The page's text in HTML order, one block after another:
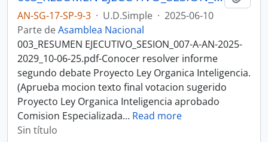
AN-SG-17-SP-9-3 · U.D.Simple · 2025-06-10
Parte deAsamblea Nacional
003_RESUMEN EJECUTIVO_SESION_007-A-AN-2025-
2029_10-06-25.pdf-Conocer resolver informe
segundo debate Proyecto Ley Organica Inteligencia.
(Aprueba mocion texto final votacion sugerido
Proyecto Ley Organica Inteligencia aprobado
Comision Especializada… Read more
Sin título